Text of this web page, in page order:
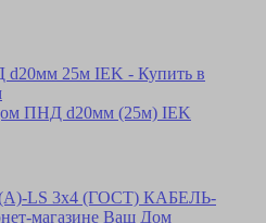
ПНД d20мм (25м) IEK